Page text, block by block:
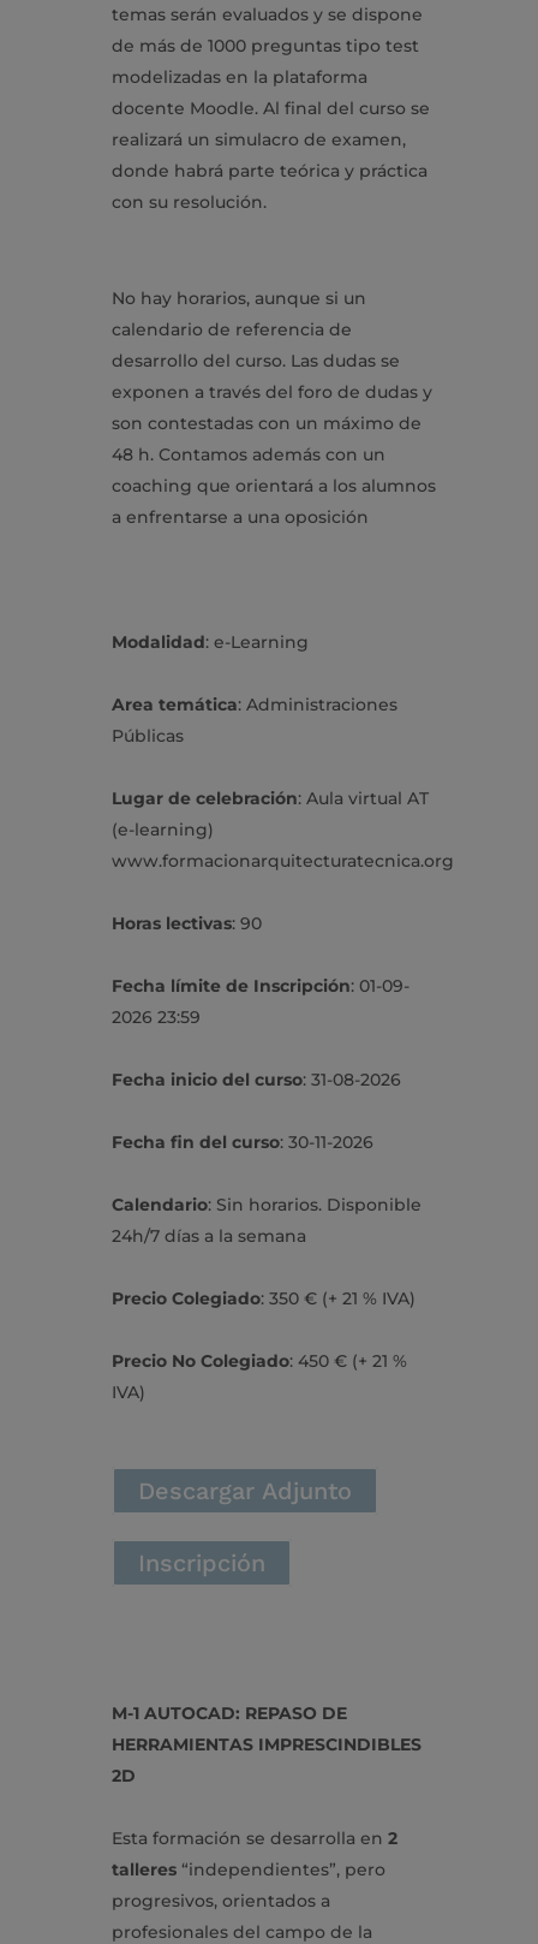
temas serán evaluados y se dispone
de más de 1000 preguntas tipo test
modelizadas en la plataforma
docente Moodle. Al final del curso se
realizará un simulacro de examen,
donde habrá parte teórica y práctica
con su resolución.
No hay horarios, aunque si un
calendario de referencia de
desarrollo del curso. Las dudas se
exponen a través del foro de dudas y
son contestadas con un máximo de
48 h. Contamos además con un
coaching que orientará a los alumnos
a enfrentarse a una oposición
Modalidad: e-Learning
Area temática: Administraciones
Públicas
Lugar de celebración: Aula virtual AT
(e-learning)
www.formacionarquitecturatecnica.org
Horas lectivas: 90
Fecha límite de Inscripción: 01-09-
2026 23:59
Fecha inicio del curso: 31-08-2026
Fecha fin del curso: 30-11-2026
Calendario: Sin horarios. Disponible
24h/7 días a la semana
Precio Colegiado: 350 € (+ 21 % IVA)
Precio No Colegiado: 450 € (+ 21 %
IVA)
Descargar Adjunto
Inscripción
M-1 AUTOCAD: REPASO DE
HERRAMIENTAS IMPRESCINDIBLES
2D
Esta formación se desarrolla en2
talleres “independientes”, pero
progresivos, orientados a
profesionales del campo de la